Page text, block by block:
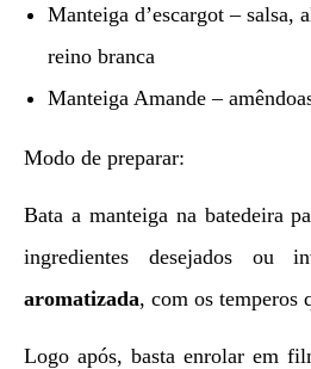
Manteiga d’escargot – salsa,
reino branca
Manteiga Amande –
Modo de preparar:
Bata a manteiga na batedeira
ingredientes desejados ou
aromatizada, com os temperos
Logo após, basta enrolar em